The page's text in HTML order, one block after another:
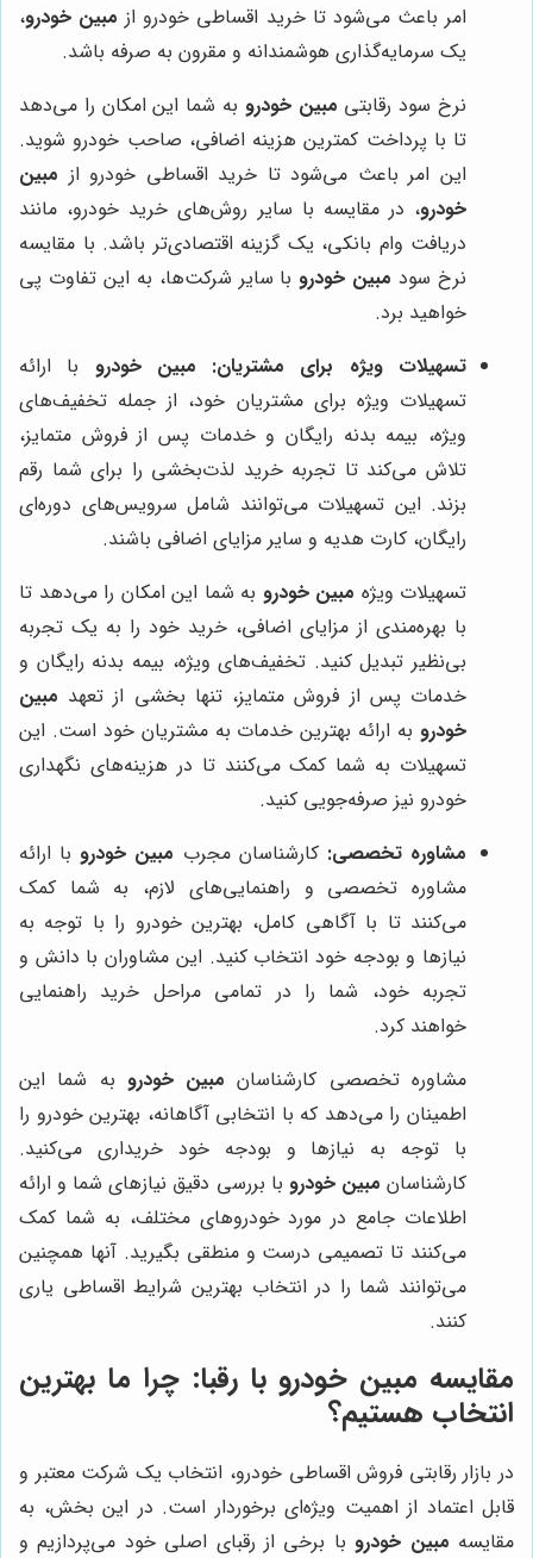
امر باعث می‌شود تا خرید اقساطی خودرو از مبین خودرو،
یک سرمایه‌گذاری هوشمندانه و مقرون به صرفه باشد.
نرخ سود رقابتی مبین خودرو به شما این امکان را می‌دهد
تا با پرداخت کمترین هزینه اضافی، صاحب خودرو شوید.
این امر باعث می‌شود تا خرید اقساطی خودرو از مبین
خودرو، در مقایسه با سایر روش‌های خرید خودرو، مانند
دریافت وام بانکی، یک گزینه اقتصادی‌تر باشد. با مقایسه
نرخ سود مبین خودرو با سایر شرکت‌ها، به این تفاوت پی
خواهید برد.
تسهیلات ویژه برای مشتریان: مبین خودرو با ارائه
تسهیلات ویژه برای مشتریان خود، از جمله تخفیف‌های
ویژه، بیمه بدنه رایگان و خدمات پس از فروش متمایز،
تلاش می‌کند تا تجربه خرید لذت‌بخشی را برای شما رقم
بزند. این تسهیلات می‌توانند شامل سرویس‌های دوره‌ای
رایگان، کارت هدیه و سایر مزایای اضافی باشند.
تسهیلات ویژه مبین خودرو به شما این امکان را می‌دهد تا
با بهره‌مندی از مزایای اضافی، خرید خود را به یک تجربه
بی‌نظیر تبدیل کنید. تخفیف‌های ویژه، بیمه بدنه رایگان و
خدمات پس از فروش متمایز، تنها بخشی از تعهد مبین
خودرو به ارائه بهترین خدمات به مشتریان خود است. این
تسهیلات به شما کمک می‌کنند تا در هزینه‌های نگهداری
خودرو نیز صرفه‌جویی کنید.
مشاوره تخصصی: کارشناسان مجرب مبین خودرو با ارائه
مشاوره تخصصی و راهنمایی‌های لازم، به شما کمک
می‌کنند تا با آگاهی کامل، بهترین خودرو را با توجه به
نیازها و بودجه خود انتخاب کنید. این مشاوران با دانش و
تجربه خود، شما را در تمامی مراحل خرید راهنمایی
خواهند کرد.
مشاوره تخصصی کارشناسان مبین خودرو به شما این
اطمینان را می‌دهد که با انتخابی آگاهانه، بهترین خودرو را
با توجه به نیازها و بودجه خود خریداری می‌کنید.
کارشناسان مبین خودرو با بررسی دقیق نیازهای شما و ارائه
اطلاعات جامع در مورد خودروهای مختلف، به شما کمک
می‌کنند تا تصمیمی درست و منطقی بگیرید. آنها همچنین
می‌توانند شما را در انتخاب بهترین شرایط اقساطی یاری
کنند.
مقایسه مبین خودرو با رقبا: چرا ما بهترین
انتخاب هستیم؟
در بازار رقابتی فروش اقساطی خودرو، انتخاب یک شرکت معتبر و
قابل اعتماد از اهمیت ویژه‌ای برخوردار است. در این بخش، به
مقایسه مبین خودرو با برخی از رقبای اصلی خود می‌پردازیم و